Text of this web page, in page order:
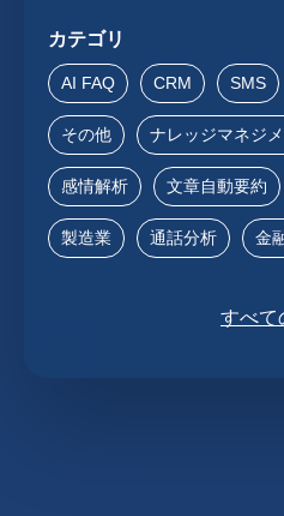
カテゴリ
AI FAQ CRM SMS
その他 ナレッジマネジ
感情解析 文章自動要約
製造業 通話分析 金
すべて